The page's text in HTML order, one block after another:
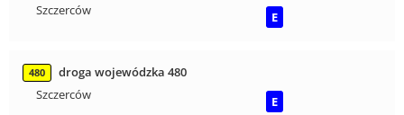
Szczerców
E
480
droga wojewódzka 480
Szczerców
E